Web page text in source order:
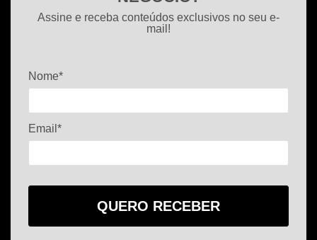
Assine e receba conteúdos exclusivos no seu e-
mail!
Nome*
Email*
QUERO RECEBER